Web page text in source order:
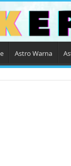
Astro Warna